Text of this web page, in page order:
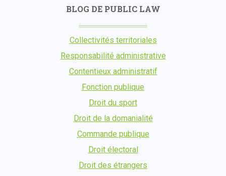
BLOG DE PUBLIC LAW
Collectivités territoriales
Responsabilité administrative
Contentieux administratif
Fonction publique
Droit du sport
Droit de la domanialité
Commande publique
Droit électoral
Droit des étrangers